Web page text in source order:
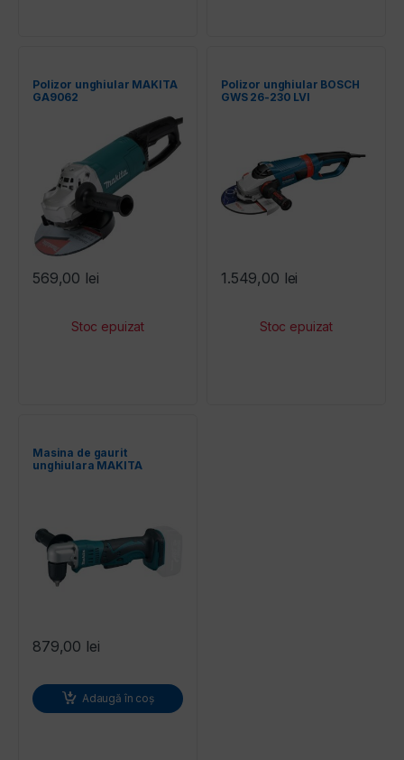
Polizor unghiular MAKITA
GA9062
569,00 lei
Polizor unghiular BOSCH
GWS 26-230 LVI
1.549,00 lei
Masina de gaurit
unghiulara MAKITA
879,00 lei
Adaugă în coș